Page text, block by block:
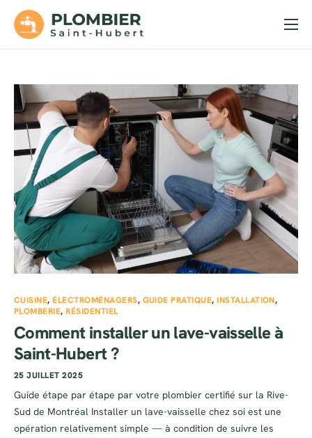
Accueil
Soumission
Urgences
Contact
CUISINE,ÉLECTROMÉNAGERS, GUIDE PRATIQUE,INSTALLATION,
PLOMBERIE,RÉSIDENTIEL
Comment installer un lave-vaisselle à
Saint-Hubert ?
25 JUILLET 2025
Guide étape par étape par votre plombier certifié sur la Rive-
Sud de Montréal Installer un lave-vaisselle chez soi est une
opération relativement simple — à condition de suivre les